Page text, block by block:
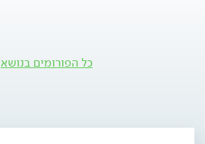
כל הפורומים בנושא